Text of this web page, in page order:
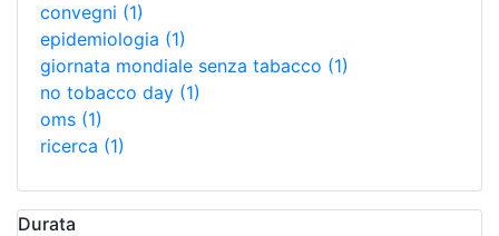
convegni (1)
epidemiologia (1)
giornata mondiale senza tabacco (1)
no tobacco day (1)
oms (1)
ricerca (1)
Durata